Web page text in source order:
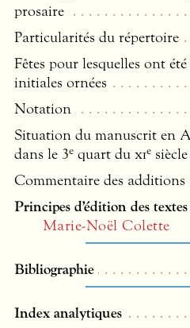
prosaire
Particularités du répertoire
Fêtes pour lesquelles ont
initiales ornées
Notation
Situation du manuscrit en
dans le 3e quart du xie siècle
Commentaire des additions
Principes d’édition des
Marie-Noël Colette
Bibliographie
Index analytiques